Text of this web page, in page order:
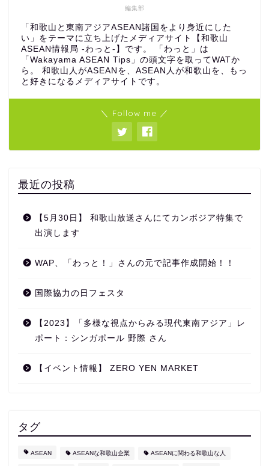
編集部
「和歌山と東南アジアASEAN諸国をより身近にした
い」をテーマに立ち上げたメディアサイト【和歌山
ASEAN情報局 -わっと-】です。 「わっと」は
「Wakayama ASEAN Tips」の頭文字を取ってWATか
ら。 和歌山人がASEANを、ASEAN人が和歌山を、もっ
と好きになるメディアサイトです。
＼ Follow me ／
最近の投稿
【5月30日】 和歌山放送さんにてカンボジア特集で
出演します
WAP、「わっと！」さんの元で記事作成開始！！
国際協力の日フェスタ
【2023】「多様な視点からみる現代東南アジア」レ
ポート：シンガポール 野際 さん
【イベント情報】 ZERO YEN MARKET
タグ
ASEAN ASEANな和歌山企業 ASEANに関わる和歌山な人